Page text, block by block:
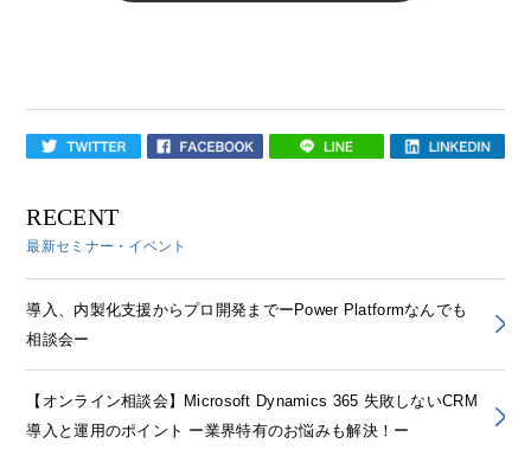
RECENT
最新セミナー・イベント
導入、内製化支援からプロ開発までーPower Platformなんでも
相談会ー
【オンライン相談会】Microsoft Dynamics 365 失敗しないCRM
導入と運用のポイント ー業界特有のお悩みも解決！ー